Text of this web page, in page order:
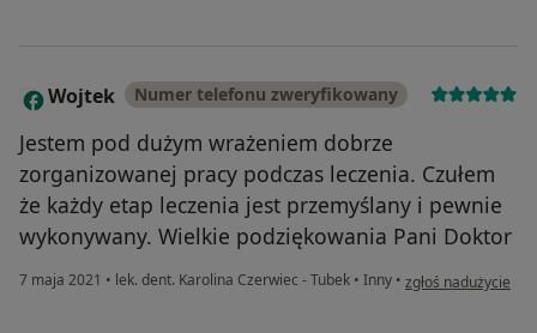
W Wojtek Numer telefonu zweryfikowany
Jestem pod dużym wrażeniem dobrze
zorganizowanej pracy podczas leczenia. Czułem
że każdy etap leczenia jest przemyślany i pewnie
wykonywany. Wielkie podziękowania Pani Doktor
7 maja 2021 • lek. dent. Karolina Czerwiec - Tubek • Inny • w opinii
zgłoś nadużycie